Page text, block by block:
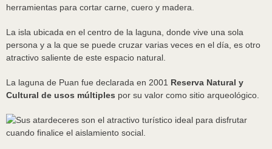
herramientas para cortar carne, cuero y madera.
La isla ubicada en el centro de la laguna, donde vive una sola
persona y a la que se puede cruzar varias veces en el día, es otro
atractivo saliente de este espacio natural.
La laguna de Puan fue declarada en 2001 Reserva Natural y
Cultural de usos múltiples por su valor como sitio arqueológico.